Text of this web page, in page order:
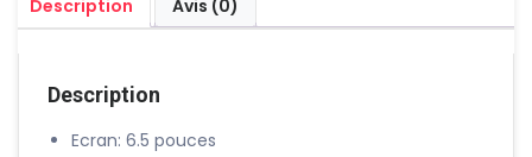
4Go
128Go
Description Avis (0)
Description
Ecran: 6.5 pouces